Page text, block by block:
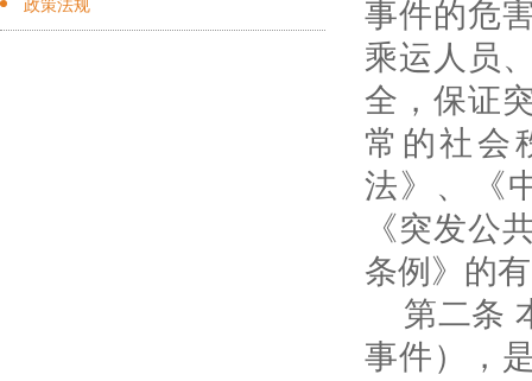
事件的危
乘运人员
全，保证
常的社会
法》、《
《突发公
条例》的
第二条
事件），